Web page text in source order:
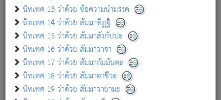
นิทเทศ 13 ว่าด้วย ข้อความนำมรรค
นิทเทศ 14 ว่าด้วย สัมมาทิฏฐิ
นิทเทศ 15 ว่าด้วย สัมมาสังกัปปะ
นิทเทศ 16 ว่าด้วย สัมมาวาจา
นิทเทศ 17 ว่าด้วย สัมมากัมมันตะ
นิทเทศ 18 ว่าด้วย สัมมาอาชีวะ
นิทเทศ 19 ว่าด้วย สัมมาวายามะ
เกี่ยวกับธรรมโฆษณ์ออนไลน์ (Disclaimer)
แม้ระบบ "ธรรมโฆษณ์ออนไลน์" พยายามปรับปรุงข้อมูลให้ถูกต้องมากที่สุด
ผู้ศึกษาก็พึงตรวจสอบกับตัวเล่มหนังสือต้นฉบับ ที่มีการพิมพ์ครั้งล่าสุด
ก่อนนำข้อมูลไปใช้ในการอ้างอิง"
เกี่ยวกับอัตถจารี|เกี่ยวกับการพัฒนา|แจ้งข้อผิดพลาด / แนะนำ
หนังสือที่เกี่ยวข้อง